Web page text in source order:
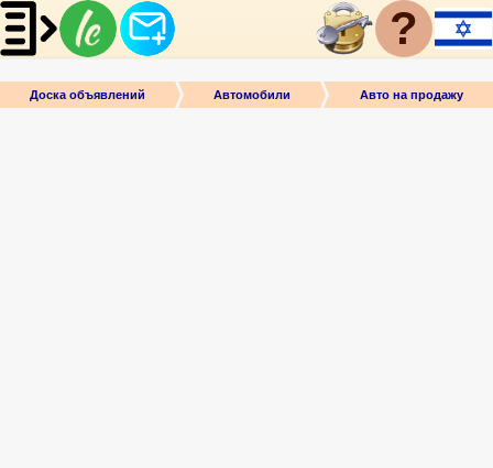
?
Доска объявлений Автомобили Авто на продажу